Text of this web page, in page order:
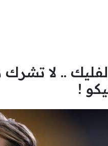
.. لا
!